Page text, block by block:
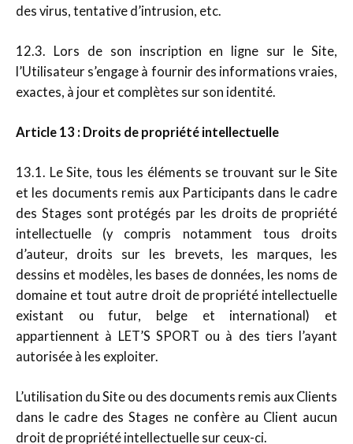
des virus, tentative d’intrusion, etc.
12.3. Lors de son inscription en ligne sur le Site,
l’Utilisateur s’engage à fournir des informations vraies,
exactes, à jour et complètes sur son identité.
Article 13 : Droits de propriété intellectuelle
13.1. Le Site, tous les éléments se trouvant sur le Site
et les documents remis aux Participants dans le cadre
des Stages sont protégés par les droits de propriété
intellectuelle (y compris notamment tous droits
d’auteur, droits sur les brevets, les marques, les
dessins et modèles, les bases de données, les noms de
domaine et tout autre droit de propriété intellectuelle
existant ou futur, belge et international) et
appartiennent à LET’S SPORT ou à des tiers l’ayant
autorisée à les exploiter.
L’utilisation du Site ou des documents remis aux Clients
dans le cadre des Stages ne confère au Client aucun
droit de propriété intellectuelle sur ceux-ci.